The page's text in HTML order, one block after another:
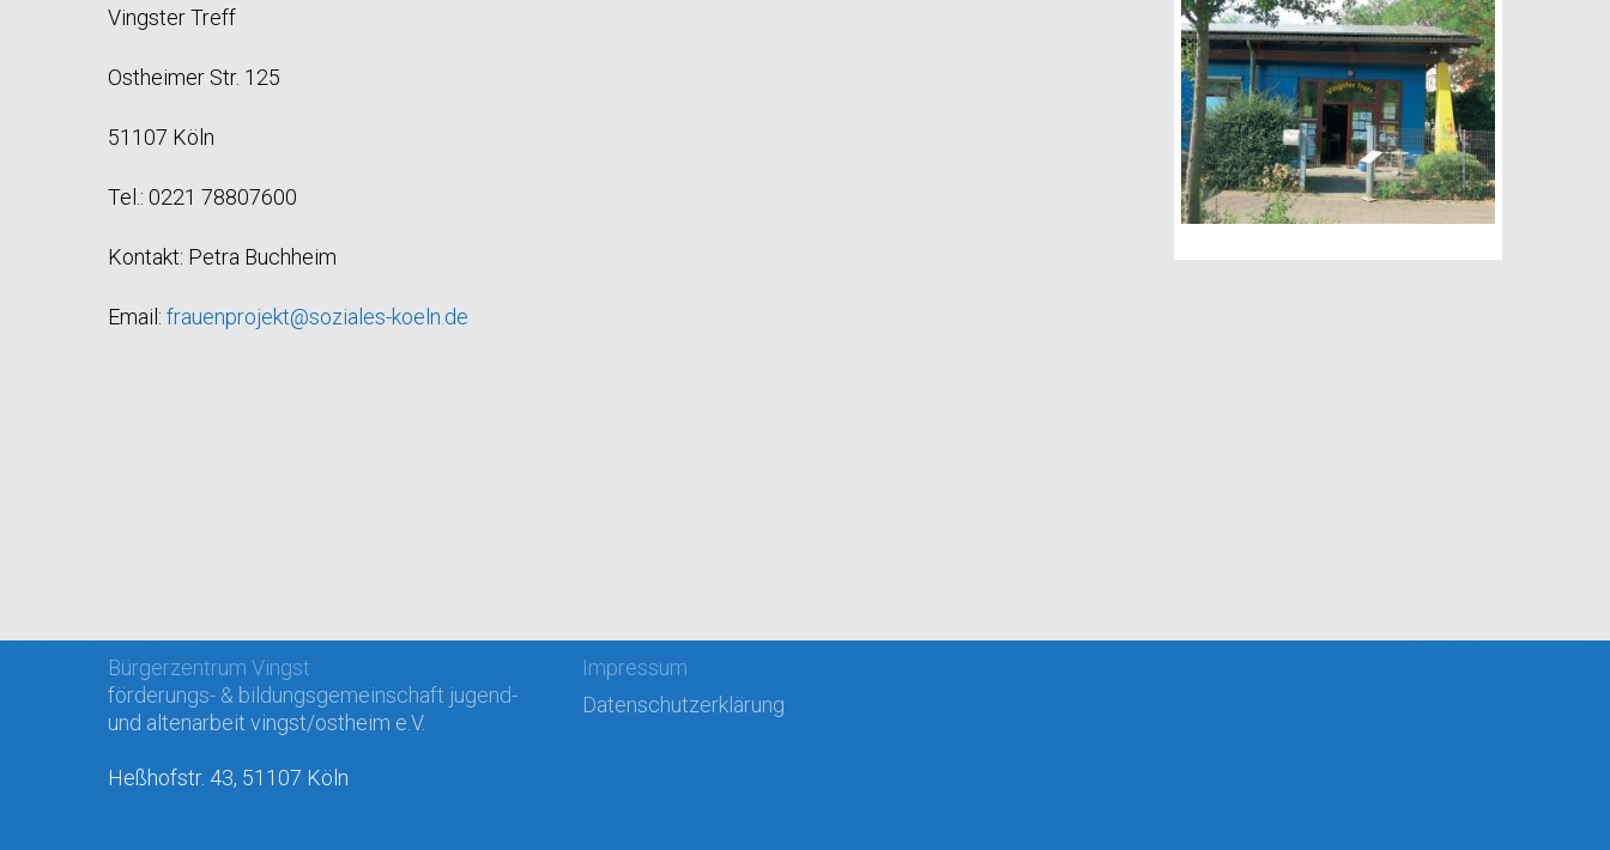
Vingster Treff
Ostheimer Str. 125
51107 Köln
Tel.: 0221 78807600
Kontakt: Petra Buchheim
Email: frauenprojekt@soziales-koeln.de
Bürgerzentrum Vingst
förderungs- & bildungsgemeinschaft jugend-
und altenarbeit vingst/ostheim e.V.
Heßhofstr. 43, 51107 Köln
Impressum
Datenschutzerklärung